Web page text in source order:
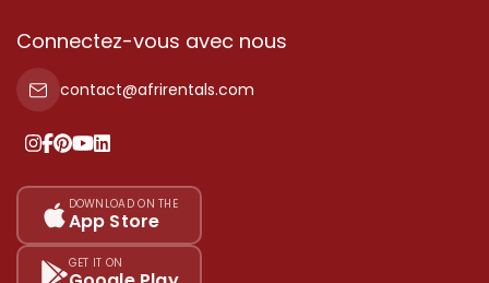
Conditions d'Utilisation
Politique de Confidentialité
Nos tarifs
Plan du site
Propriété
Propriété à vendre
Propriété à louer
Ajoutez votre témoignage
Connectez-vous avec nous
contact@afrirentals.com
DOWNLOAD ON THE
App Store
GET IT ON